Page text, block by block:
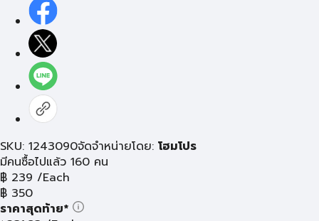
SKU: 1243090จัดจำหน่ายโดย: โฮมโปร
มีคนซื้อไปแล้ว 160 คน
฿ 239 /Each
฿ 350
ราคาสุดท้าย*